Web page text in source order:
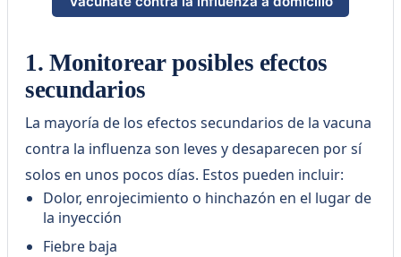
1. Monitorear posibles efectos
secundarios
La mayoría de los efectos secundarios de la vacuna
contra la influenza son leves y desaparecen por sí
solos en unos pocos días. Estos pueden incluir:
Dolor, enrojecimiento o hinchazón en el lugar de
la inyección
Fiebre baja